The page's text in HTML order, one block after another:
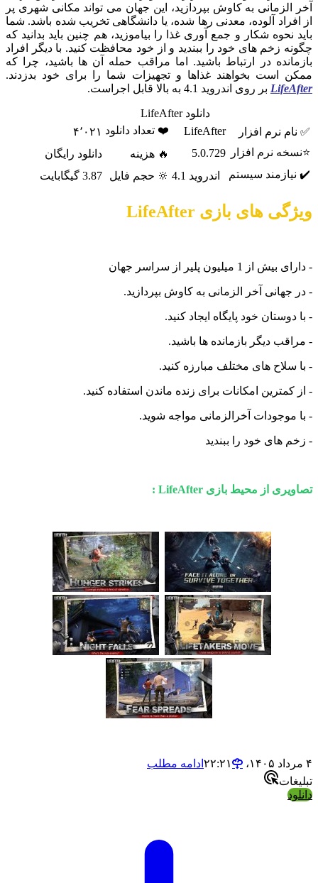
آخر الزمانی به کاوش بپردازید، این جهان می تواند مکانی شهری پر
از افراد آلوده، معدنی رها شده، یا دانشگاهی تخریب شده باشد. شما
باید نحوه شکار و جمع آوری غذا را بیاموزید، هم چنین باید بدانید که
چگونه زخم های خود را ببندید و از خود محافظت کنید. با دیگر افراد
بازمانده در ارتباط باشید. اما مراقب حمله آن ها باشید، چرا که
ممکن است بخواهند غذاها و تجهیزات شما را برای خود بدزدند.
LifeAfter بر روی اندروید 4.1 به بالا قابل اجراست.
دانلود LifeAfter
✅ نام نرم افزار
LifeAfter ❤️ تعداد دانلود ۴٬۰۲۱
⭐نسخه نرم افزار
5.0.729 🔥 هزینه
دانلود رایگان
✔️ نیازمند سیستم
اندروید 4.1 🔆 حجم فایل 3.87 گیگابایت
ویژگی های بازی LifeAfter
- دارای بیش از 1 میلیون پلیر از سراسر جهان
- در جهانی آخر الزمانی به کاوش بپردازید.
- با دوستان خود پایگاه ایجاد کنید.
- مراقب دیگر بازمانده ها باشید.
- با سلاح های مختلف مبارزه کنید.
- از کمترین امکانات برای زنده ماندن استفاده کنید.
- با موجودات آخرالزمانی مواجه شوید.
- زخم های خود را ببندید
تصاویری از محیط بازی LifeAfter :
۴ مرداد ۱۴۰۵،‏ ۲۲:۲۱
ادامه مطلب
تبلیغات
دانلود